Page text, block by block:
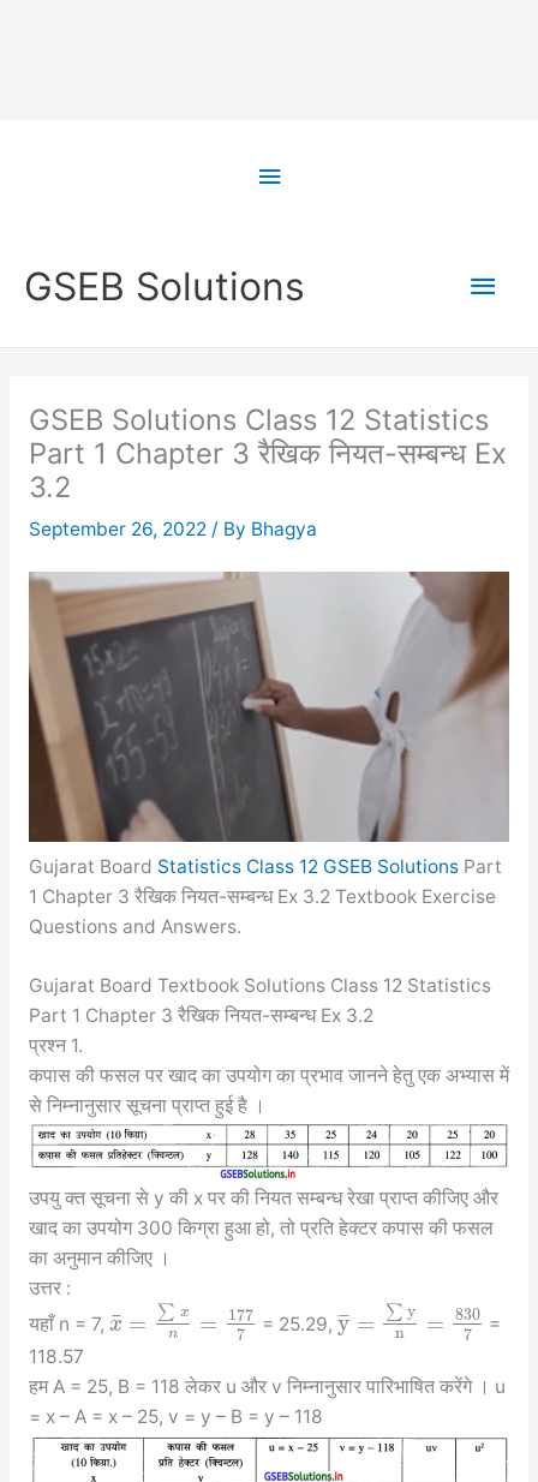
Above
GSEB Solutions
Main
GSEB Solutions Class 12 Statistics
Part 1 Chapter 3 रैखिक नियत-सम्बन्ध Ex
3.2
September 26, 2022 / By Bhagya
Gujarat Board Statistics Class 12 GSEB SolutionsPart
1 Chapter 3 रैखिक नियत-सम्बन्ध Ex 3.2 Textbook Exercise
Questions and Answers.
Gujarat Board Textbook Solutions Class 12 Statistics
Part 1 Chapter 3 रैखिक नियत-सम्बन्ध Ex 3.2
प्रश्न 1.
कपास की फसल पर खाद का उपयोग का प्रभाव जानने हेतु एक अभ्यास में
से निम्नानुसार सूचना प्राप्त हुई है ।
उपयु क्त सूचना से y की x पर की नियत सम्बन्ध रेखा प्राप्त कीजिए और
खाद का उपयोग 300 किग्रा हुआ हो, तो प्रति हेक्टर कपास की फसल
का अनुमान कीजिए ।
उत्तर :
यहाँ n = 7, x
¯ = ∑ x
n
=
177
7
= 25.29, y
¯¯
¯ = ∑ y
n
=
830
7
=
118.57
हम A = 25, B = 118 लेकर u और v निम्नानुसार पारिभाषित करेंगे । u
= x – A = x – 25, v = y – B = y – 118